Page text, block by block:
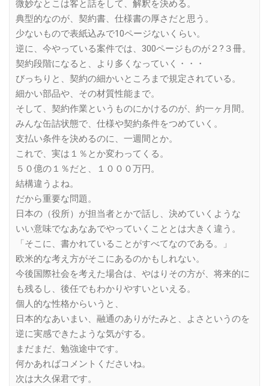
微妙なとこは客と話をして、解釈を決める。
典型的なのが、契約書、仕様書の厚さだと思う。
少ないもので表紙込みで10ページないくらい。
逆に、今やっている案件では、300ページものが２?３冊。
契約段階になると、より多くなっていく・・・
びっちりと、契約の細かいところまで規定されている。
細かい部品や、その材質性能まで。
そして、契約作業というものにかけるのが、約一ヶ月間。
みんな缶詰状態で、仕様や契約条件をつめていく。
支払い条件を決めるのに、一週間とか。
これで、実は１％とか変わってくる。
５０億の１％だと、１０００万円。
結構違うよね。
だから重要な問題。
日本の（役所）が担当者とかで話し、決めていくような
いい意味でなあなあでやっていくこととは大きく違う。
「そこに、書かれていることがすべてなのである。」
欧米的な考え方がそこにあるのかもしれない。
今後国際社会を考えた場合は、やはりその方が、将来的に
も残るし、後任でもわかりやすいといえる。
個人的な性格からいうと、
日本的なあいまい、融通のありがたみと、よさというのを
逆に実感できたような気がする。
まだまだ、勉強途中です。
何かあればコメントくださいね。
次は大久保君です。